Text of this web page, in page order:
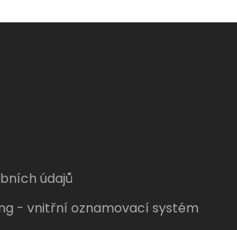
údajů
- vnitřní oznamovací systém